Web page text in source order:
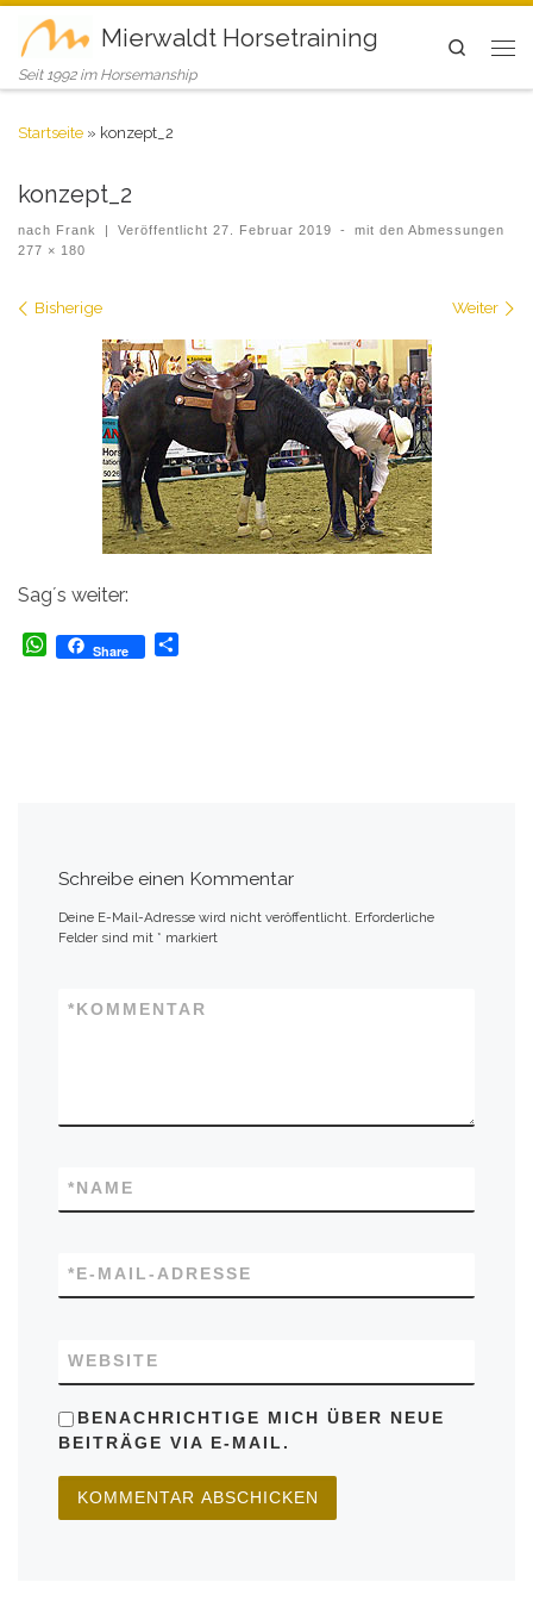
Mierwaldt Horsetraining
Seit 1992 im Horsemanship
Search
Startseite » konzept_2
konzept_2
nach Frank | Veröffentlicht27. Februar 2019 -
mit den Abmessungen
277 × 180
Bilder Navigation
Bisherige Weiter
Sag´s weiter:
W
Share
Schreibe einen Kommentar
Deine E-Mail-Adresse wird nicht veröffentlicht. Erforderliche
Felder sind mit * markiert
KOMMENTAR
*
NAME
*
E-MAIL-ADRESSE
*
WEBSITE
BENACHRICHTIGE MICH ÜBER NEUE
BEITRÄGE VIA E-MAIL.